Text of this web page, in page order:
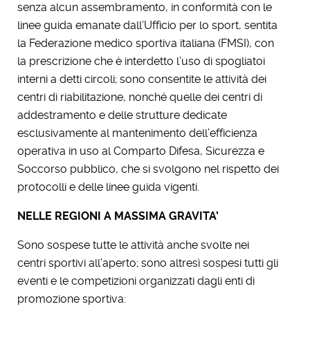
senza alcun assembramento, in conformità con le
linee guida emanate dall’Ufficio per lo sport, sentita
la Federazione medico sportiva italiana (FMSI), con
la prescrizione che è interdetto l’uso di spogliatoi
interni a detti circoli; sono consentite le attività dei
centri di riabilitazione, nonché quelle dei centri di
addestramento e delle strutture dedicate
esclusivamente al mantenimento dell’efficienza
operativa in uso al Comparto Difesa, Sicurezza e
Soccorso pubblico, che si svolgono nel rispetto dei
protocolli e delle linee guida vigenti.
NELLE REGIONI A MASSIMA GRAVITA’
Sono sospese tutte le attività anche svolte nei
centri sportivi all’aperto; sono altresì sospesi tutti gli
eventi e le competizioni organizzati dagli enti di
promozione sportiva: